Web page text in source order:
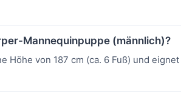
Mannequinpuppe (männlich)?
Höhe von 187 cm (ca. 6 Fuß) und